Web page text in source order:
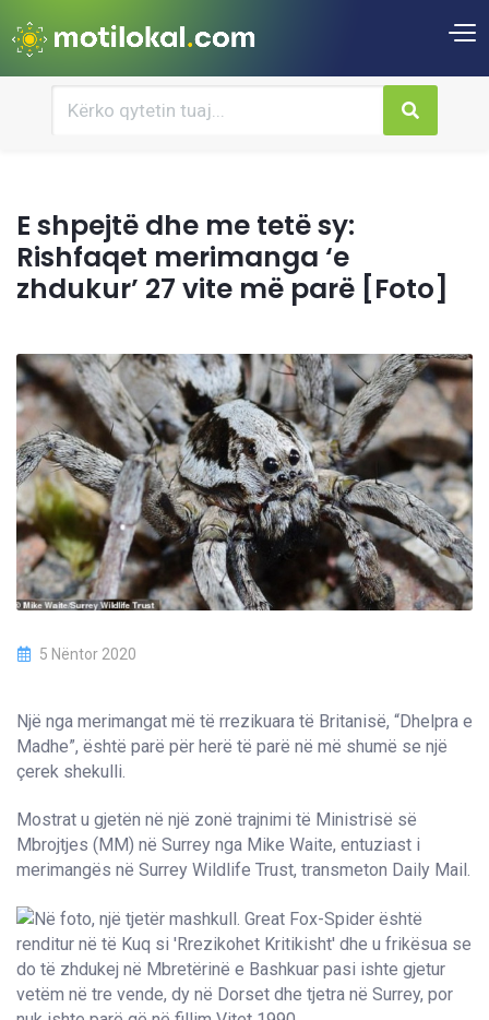
E shpejtë dhe me tetë sy:
Rishfaqet merimanga ‘e
zhdukur’ 27 vite më parë [Foto]
5 Nëntor 2020
Një nga merimangat më të rrezikuara të Britanisë, “Dhelpra e
Madhe”, është parë për herë të parë në më shumë se një
çerek shekulli.
Mostrat u gjetën në një zonë trajnimi të Ministrisë së
Mbrojtjes (MM) në Surrey nga Mike Waite, entuziast i
merimangës në Surrey Wildlife Trust, transmeton Daily Mail.